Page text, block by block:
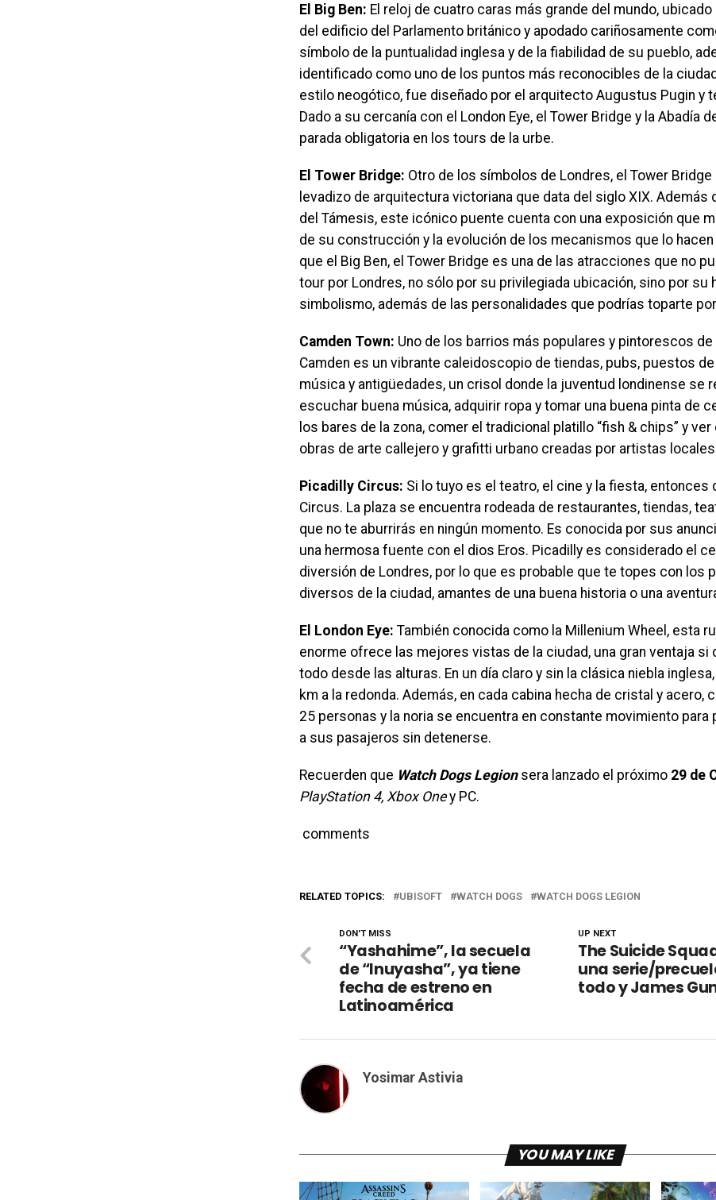
El Big Ben: El reloj de cuatro caras más grande del mundo,
del edificio del Parlamento británico y apodado cariñosamente
símbolo de la puntualidad inglesa y de la fiabilidad de su pueblo,
identificado como uno de los puntos más reconocibles de la
estilo neogótico, fue diseñado por el arquitecto Augustus Pugin y
Dado a su cercanía con el London Eye, el Tower Bridge y la Abadía
parada obligatoria en los tours de la urbe.
El Tower Bridge: Otro de los símbolos de Londres, el Tower
levadizo de arquitectura victoriana que data del siglo XIX. Además
del Támesis, este icónico puente cuenta con una exposición que
de su construcción y la evolución de los mecanismos que lo hacen
que el Big Ben, el Tower Bridge es una de las atracciones que no
tour por Londres, no sólo por su privilegiada ubicación, sino por su
simbolismo, además de las personalidades que podrías toparte
Camden Town: Uno de los barrios más populares y pintorescos
Camden es un vibrante caleidoscopio de tiendas, pubs, puestos
música y antigüedades, un crisol donde la juventud londinense se
escuchar buena música, adquirir ropa y tomar una buena pinta de
los bares de la zona, comer el tradicional platillo “fish & chips” y
obras de arte callejero y grafitti urbano creadas por artistas
Picadilly Circus: Si lo tuyo es el teatro, el cine y la fiesta, entonces
Circus. La plaza se encuentra rodeada de restaurantes, tiendas,
que no te aburrirás en ningún momento. Es conocida por sus
una hermosa fuente con el dios Eros. Picadilly es considerado el
diversión de Londres, por lo que es probable que te topes con los
diversos de la ciudad, amantes de una buena historia o una
El London Eye: También conocida como la Millenium Wheel, esta
enorme ofrece las mejores vistas de la ciudad, una gran ventaja si
todo desde las alturas. En un día claro y sin la clásica niebla
km a la redonda. Además, en cada cabina hecha de cristal y acero,
25 personas y la noria se encuentra en constante movimiento
a sus pasajeros sin detenerse.
Recuerden que Watch Dogs Legion sera lanzado el próximo 29 de
PlayStation 4, Xbox Oney PC.
comments
RELATED TOPICS: UBISOFT WATCH DOGS WATCH DOGS LEGION
UP NEXT
The Suicide
una serie/
todo y James
DON'T MISS
“Yashahime”, la secuela
de “Inuyasha”, ya tiene
fecha de estreno en
Latinoamérica
Yosimar Astivia
YOU MAY LIKE